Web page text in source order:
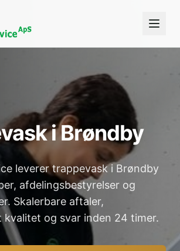
i Brøndby
leverer trappevask i Brøndby
afdelingsbestyrelser og
Skalerbare aftaler,
kvalitet og svar inden 24 timer.